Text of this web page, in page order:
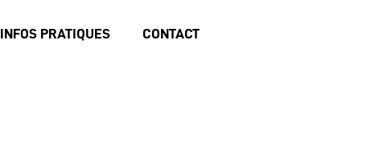
INFOS PRATIQUES CONTACT